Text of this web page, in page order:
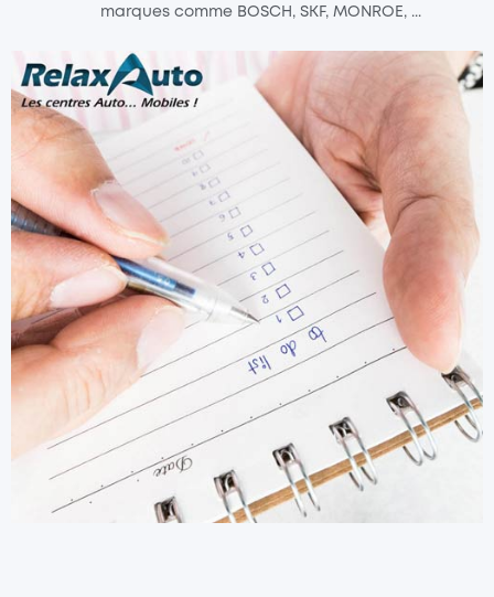
marques comme BOSCH, SKF, MONROE, ...